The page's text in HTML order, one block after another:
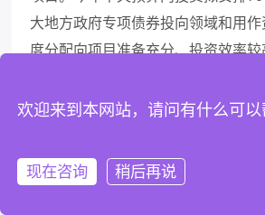
大地方政府专项债券投向领域和用
度分配向项目准备充分、投资效率
批制度改革。着力稳定和扩大民间投
间资本参与重大项目建设。进一步拆
更多领域让民间投资进得来、能发展
欢迎来到本网站，请问有什么可以
现在咨询 稍后再说